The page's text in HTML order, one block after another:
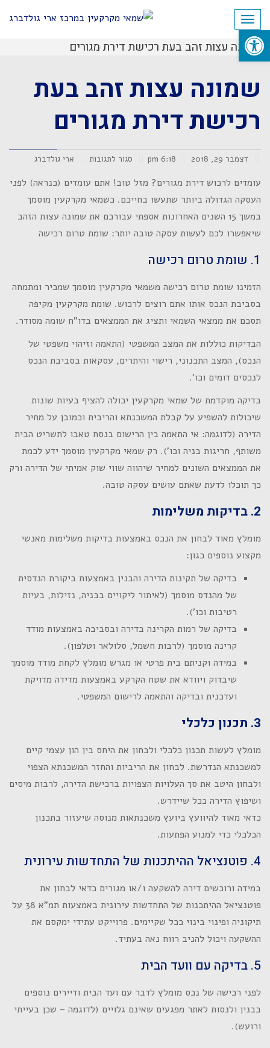
פתח סרגל נגישות
לתוכן
תפריט
שמונה עצות זהב בעת רכישת דירת מגורים
שמונה עצות זהב בעת
רכישת דירת מגורים
דצמבר 29, 2018 סגור לתגובות ארי גולדברג
עומדים לרכוש דירת מגורים? מזל טוב! אתם עומדים (כנראה) לפני
העסקה הגדולה ביותר שתעשו בחייכם. כשמאי מקרקעין מוסמך
במשך 15 השנים האחרונות אספתי עבורכם את שמונה עצות הזהב
שיאפשרו לכם לעשות עסקה טובה יותר: שומת טרום רכישה
1. שומת טרום רכישה
הזמינו שומת טרום רכישה משמאי מקרקעין מוסמך שמכיר ומתמחה
בסביבת הנכס אותו אתם רוצים לרכוש. שומת מקרקעין מקיפה
תסכם את ממצאי השמאי ותציג את הממצאים בדו"ח שומה מסודר.
הבדיקות כוללות את המצב המשפטי (התאמה וזיהוי משפטי של
הנכס), המצב התכנוני, רישוי והיתרים, עסקאות בסביבת הנכס
לנכסים דומים וכו'.
בדיקה מוקדמת של שמאי מקרקעין יכולה להציף בעיות שונות
שיכולות להשפיע על קבלת המשכנתא והריבית וכמובן על מחיר
הדירה (לדוגמה: אי התאמה בין הרישום בנסח טאבו לתשריט הבית
משותף, חריגות בניה וכו'). רק שמאי מקרקעין מוסמך ידע לכמת
את הממצאים השונים למחיר שיהווה שווי שוק אמיתי של הדירה ורק
כך תוכלו לדעת שאתם עושים עסקה טובה.
2. בדיקות משלימות
מומלץ מאוד לבחון את הנכס באמצעות בדיקות משלימות מאנשי
מקצוע נוספים כגון:
בדיקה של תקינות הדירה והבנין באמצעות ביקורת הנדסית
של מהנדס מוסמך (לאיתור ליקויים בבניה, נזילות, בעיות
רטיבות וכו').
בדיקה של רמות הקרינה בדירה ובסביבה באמצעות מודד
קרינה מוסמך (לרבות חשמל, סלולאר וטלפון).
במידה וקניתם בית פרטי או מגרש מומלץ לקחת מודד מוסמך
שיבדוק ויוודא את שטח הקרקע באמצעות מדידה מדויקת
ועדכנית ובדיקה והתאמה לרישום המשפטי.
3. תכנון כלכלי
מומלץ לעשות תכנון כלכלי ולבחון את היחס בין הון עצמי קיים
למשכנתא הנדרשת. לבחון את הריביות והחזר המשכנתא הצפוי
ולבחון היטב את סך העלויות הצפויות ברכישת הדירה, לרבות מיסים
ושיפוץ הדירה ככל שיידרש.
כדאי מאוד להיוועץ ביועץ משכנתאות מנוסה שיעזור בתכנון
הכלכלי כדי למנוע הפתעות.
4. פוטנציאל ההיתכנות של התחדשות עירונית
במידה ורוכשים דירה להשקעה ו/או מגורים כדאי לבחון את
פוטנציאל ההיתכנות של התחדשות עירונית באמצעות תמ"א 38 על
תיקוניה ופינוי בינוי ככל שקיימים. פרוייקט עתידי ימקסם את
ההשקעה ויכול להניב רווח נאה בעתיד.
5. בדיקה עם וועד הבית
לפני רכישה של נכס מומלץ לדבר עם ועד הבית ודיירים נוספים
בבנין ולנסות לאתר מפגעים שאינם גלויים (לדוגמה – שכן בעייתי
ורועש).